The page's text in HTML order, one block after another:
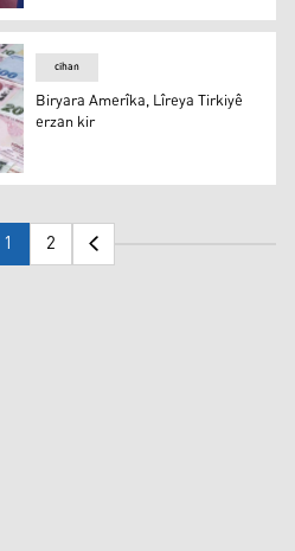
dana vizeyê bo hevwelatiyên
erzan kir
cihan
Biryara Amerîka, Lîreya Tirkiyê
erzan kir
1 2